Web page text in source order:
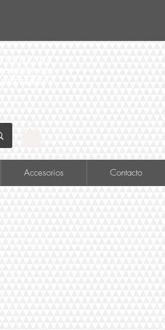
Accesorios Contacto